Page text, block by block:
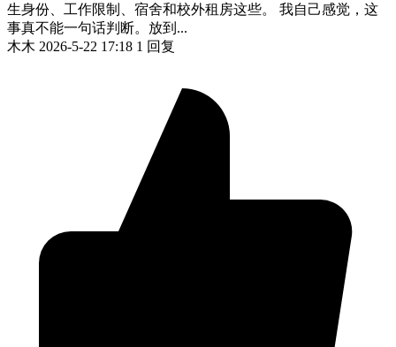
生身份、工作限制、宿舍和校外租房这些。 我自己感觉，这
事真不能一句话判断。放到...
木木 2026-5-22 17:18 1 回复